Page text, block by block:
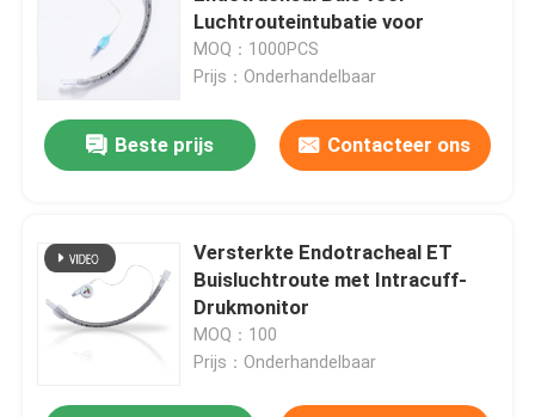
Luchtrouteintubatie voor
MOQ：1000PCS
Prijs：Onderhandelbaar
Beste prijs Contacteer ons
Versterkte Endotracheal ET
Buisluchtroute met Intracuff-
Drukmonitor
MOQ：100
Prijs：Onderhandelbaar